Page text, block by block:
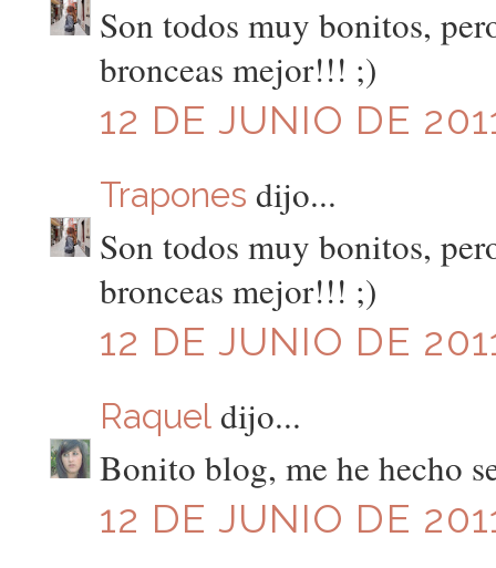
Son todos muy bonitos,
bronceas mejor!!! ;)
12 DE JUNIO DE
Trapones dijo...
Son todos muy bonitos,
bronceas mejor!!! ;)
12 DE JUNIO DE
Raqueldijo...
Bonito blog, me he hecho
12 DE JUNIO DE